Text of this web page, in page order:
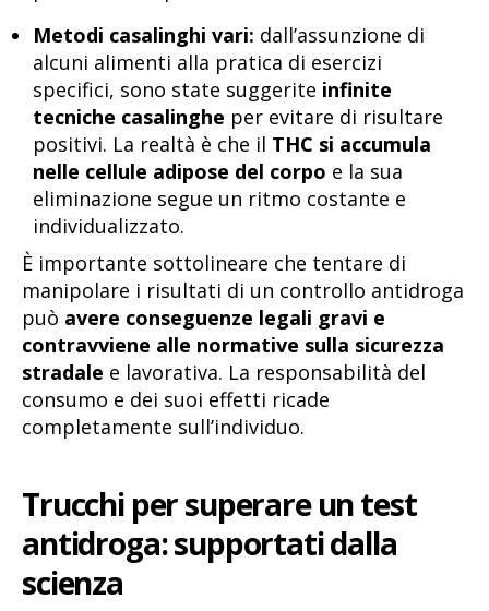
Metodi casalinghi vari: dall’assunzione di
alcuni alimenti alla pratica di esercizi
specifici, sono state suggerite infinite
tecniche casalinghe per evitare di risultare
positivi. La realtà è che il THC si accumula
nelle cellule adipose del corpo e la sua
eliminazione segue un ritmo costante e
individualizzato.
È importante sottolineare che tentare di
manipolare i risultati di un controllo antidroga
può avere conseguenze legali gravi e
contravviene alle normative sulla sicurezza
stradale e lavorativa. La responsabilità del
consumo e dei suoi effetti ricade
completamente sull’individuo.
Trucchi per superare un test
antidroga: supportati dalla
scienza